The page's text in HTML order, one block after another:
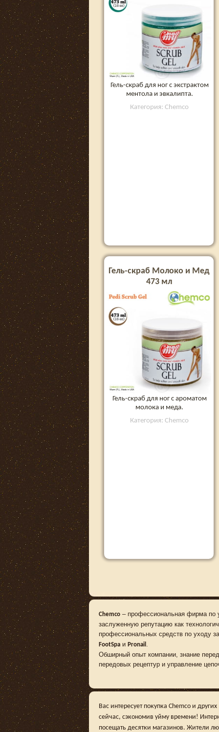
Гель-скраб для ног с экстрактом
ментола и эвкалипта.
Категория: Chemco
Гель-скраб Молоко и Мед
473 мл
Гель-скраб для ног с ароматом
молока и меда.
Категория: Chemco
Chemco – профессиональная фирма по
заслуженную репутацию как
профессиональных средств по уходу
FootSpa и Pronail .
Обширный опыт компании, знание
передовых рецептур и управление
Вас интересует покупка Chemco и
сейчас, сэкономив уйму времени!
посещать десятки магазинов. Жители